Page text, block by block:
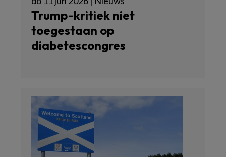
Trump-kritiek niet
toegestaan op
diabetescongres